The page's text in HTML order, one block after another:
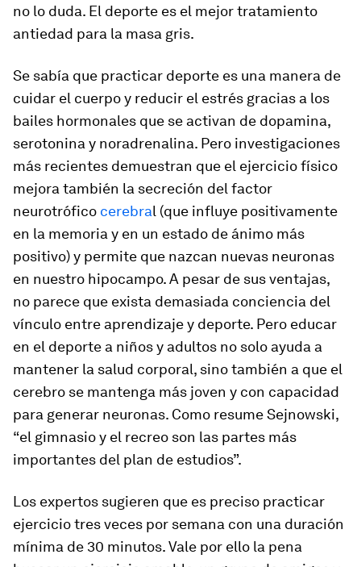
no lo duda. El deporte es el mejor tratamiento
antiedad para la masa gris.
Se sabía que practicar deporte es una manera de
cuidar el cuerpo y reducir el estrés gracias a los
bailes hormonales que se activan de dopamina,
serotonina y noradrenalina. Pero investigaciones
más recientes demuestran que el ejercicio físico
mejora también la secreción del factor
neurotrófico cerebral (que influye positivamente
en la memoria y en un estado de ánimo más
positivo) y permite que nazcan nuevas neuronas
en nuestro hipocampo. A pesar de sus ventajas,
no parece que exista demasiada conciencia del
vínculo entre aprendizaje y deporte. Pero educar
en el deporte a niños y adultos no solo ayuda a
mantener la salud corporal, sino también a que el
cerebro se mantenga más joven y con capacidad
para generar neuronas. Como resume Sejnowski,
“el gimnasio y el recreo son las partes más
importantes del plan de estudios”.
Los expertos sugieren que es preciso practicar
ejerciciotres veces por semana con una duración
mínima de 30 minutos.Vale por ello la pena